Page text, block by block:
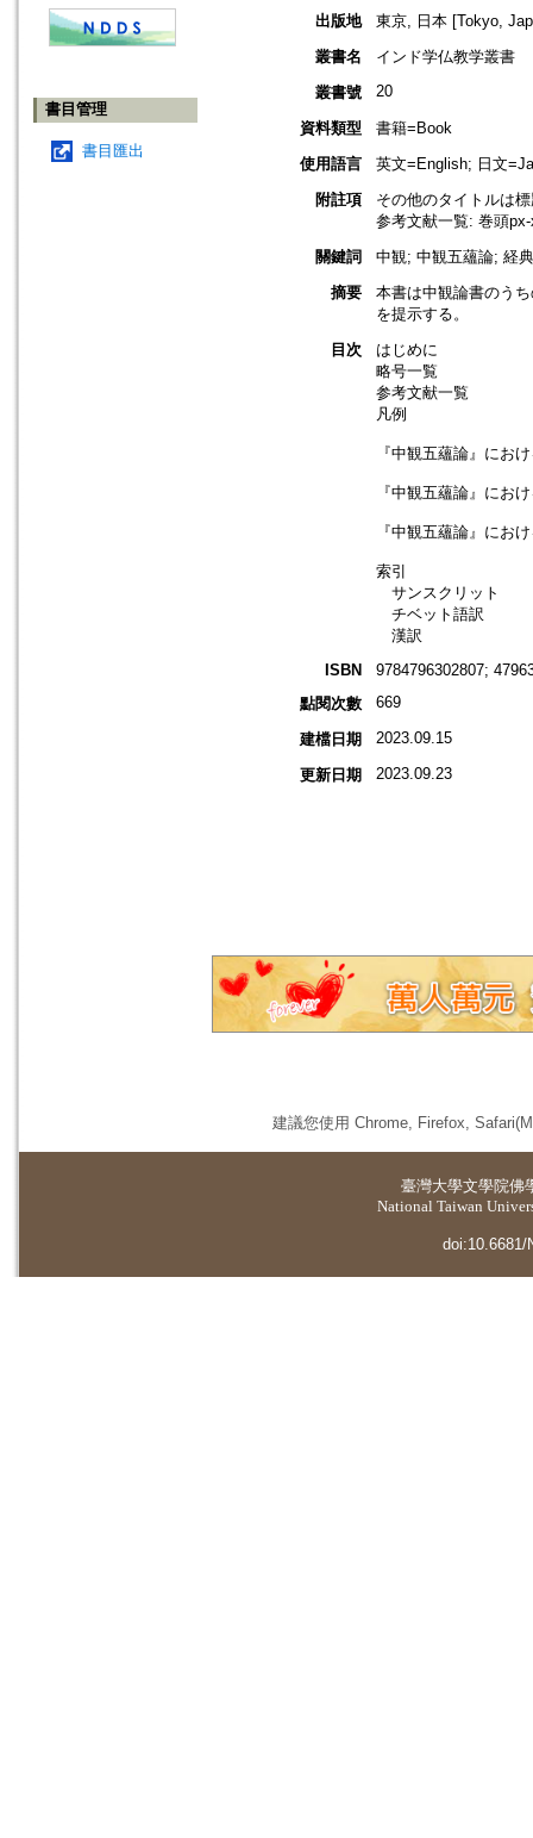
書目管理
書目匯出
出版地
東京, 日本 [Tokyo,
叢書名
インド学仏教学叢書
叢書號
20
資料類型
書籍=Book
使用語言
英文=English; 日文
附註項
その他のタイトルは
参考文献一覧: 巻頭
關鍵詞
中観; 中観五蘊論; 経
摘要
本書は中観論書のう
を提示する。
目次
はじめに
略号一覧
参考文献一覧
凡例
『中観五蘊論』にお
『中観五蘊論』にお
『中観五蘊論』にお
索引
サンスクリット
チベット語訳
漢訳
ISBN
9784796302807;
點閱次數
669
建檔日期 2023.09.15
更新日期 2023.09.23
建議您使用 Chrome, Firefox,
臺灣大學文學院佛
National Taiwan
doi:10.6681/